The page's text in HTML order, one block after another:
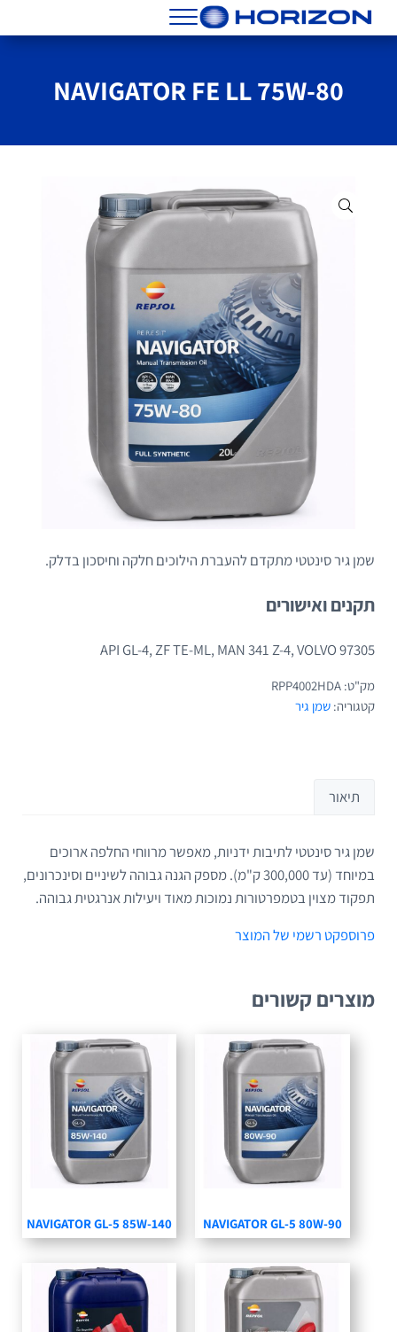
Skip to main content
Skip to header right navigation
Skip to site footer
הורייזן מסננים שמנים וחלפים
Menu
NAVIGATOR FE LL 75W-80
🔍
שמן גיר סינטטי מתקדם להעברת הילוכים חלקה וחיסכון בדלק.
תקנים ואישורים
API GL-4, ZF TE-ML, MAN 341 Z-4, VOLVO 97305
מק"ט: RPP4002HDA
קטגוריה: שמן גיר
תיאור
תיאור
שמן גיר סינטטי לתיבות ידניות, מאפשר מרווחי החלפה ארוכים
במיוחד (עד 300,000 ק"מ). מספק הגנה גבוהה לשיניים וסינכרונים,
תפקוד מצוין בטמפרטורות נמוכות מאוד ויעילות אנרגטית גבוהה.
פרוספקט רשמי של המוצר
מוצרים קשורים
NAVIGATOR GL-5 80W-90
NAVIGATOR GL-5 85W-140